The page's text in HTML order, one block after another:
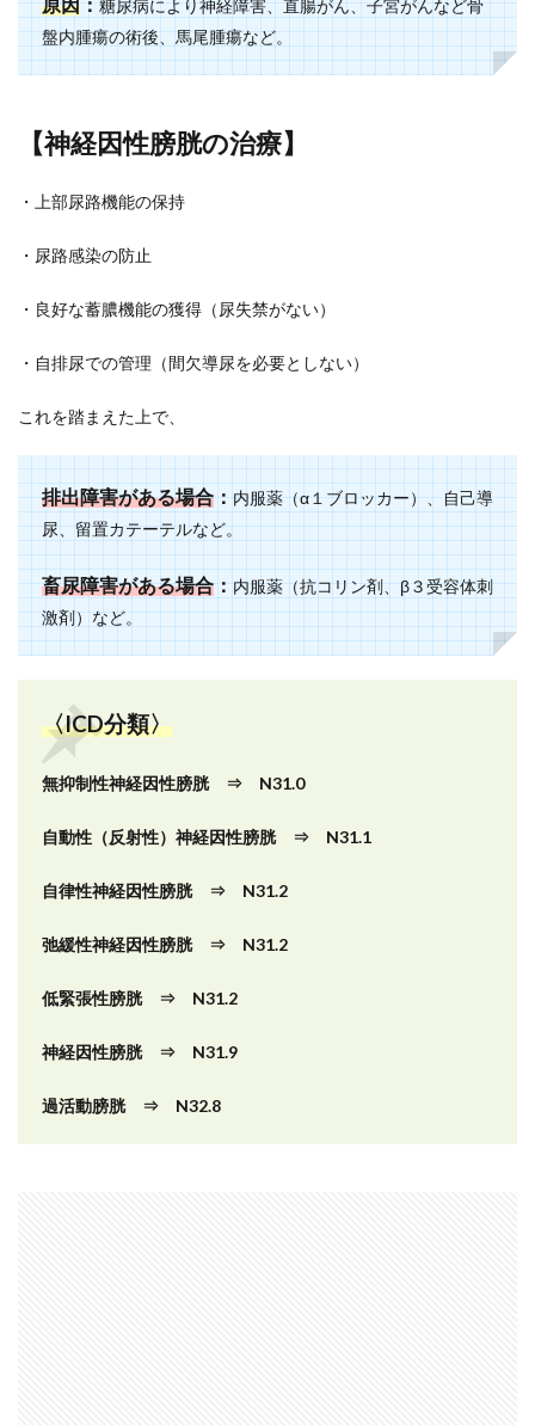
糖尿病により神経障害、直腸がん、子宮がんなど骨
盤内腫瘍の術後、馬尾腫瘍など。
【神経因性膀胱の治療】
・上部尿路機能の保持
・尿路感染の防止
・良好な蓄膿機能の獲得（尿失禁がない）
・自排尿での管理（間欠導尿を必要としない）
これを踏まえた上で、
排出障害がある場合：内服薬（α１ブロッカー）、自己導
尿、留置カテーテルなど。
畜尿障害がある場合：内服薬（抗コリン剤、β３受容体刺
激剤）など。
〈ICD分類〉
無抑制性神経因性膀胱 ⇒ N31.0
自動性（反射性）神経因性膀胱 ⇒ N31.1
自律性神経因性膀胱 ⇒ N31.2
弛緩性神経因性膀胱 ⇒ N31.2
低緊張性膀胱 ⇒ N31.2
神経因性膀胱 ⇒ N31.9
過活動膀胱 ⇒ N32.8